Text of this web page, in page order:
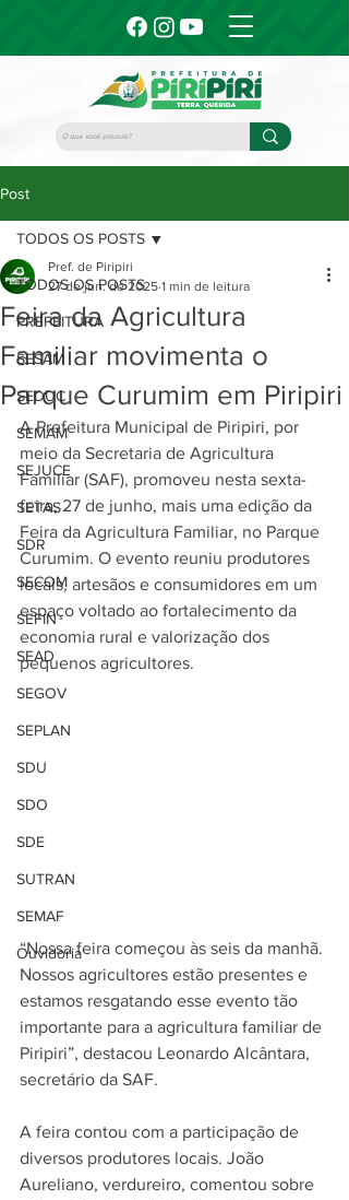
Post
TODOS OS POSTS
PREFEITURA
SESAM
SEDUC
SEMAM
SEJUCE
SETAS
SDR
SECOM
SEFIN
SEAD
SEGOV
SEPLAN
SDU
SDO
SDE
SUTRAN
SEMAF
Ouvidoria
TODOS OS POSTS
Feira da Agricultura
Familiar movimenta o
Parque Curumim em Piripiri
Pref. de Piripiri
27 de jun. de 2025 1 min de leitura
A Prefeitura Municipal de Piripiri, por
meio da Secretaria de Agricultura
Familiar (SAF), promoveu nesta sexta-
feira, 27 de junho, mais uma edição da
Feira da Agricultura Familiar, no Parque
Curumim. O evento reuniu produtores
locais, artesãos e consumidores em um
espaço voltado ao fortalecimento da
economia rural e valorização dos
pequenos agricultores.
“Nossa feira começou às seis da manhã.
Nossos agricultores estão presentes e
estamos resgatando esse evento tão
importante para a agricultura familiar de
Piripiri”, destacou Leonardo Alcântara,
secretário da SAF.
A feira contou com a participação de
diversos produtores locais. João
Aureliano, verdureiro, comentou sobre